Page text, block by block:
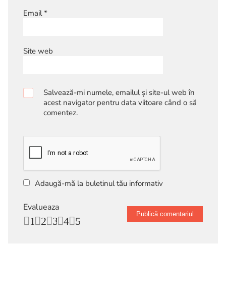
Email*
Site web
Salvează-mi numele, emailul și site-ul web în
acest navigator pentru data viitoare când o să
comentez.
Adaugă-mă la buletinul tău informativ
Evalueaza
5
4
3
2
1